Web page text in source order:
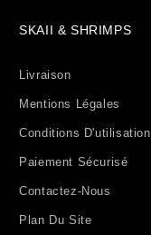
SKAII & SHRIMPS
Livraison
Mentions Légales
Conditions D'utilisation
Paiement Sécurisé
Contactez-Nous
Plan Du Site